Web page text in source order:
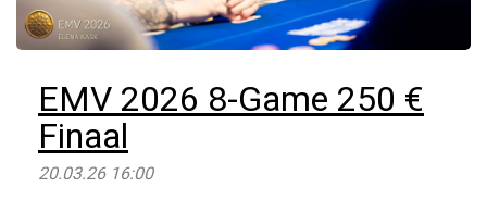
EMV 2026 8-Game 250 €
Finaal
20.03.26 16:00